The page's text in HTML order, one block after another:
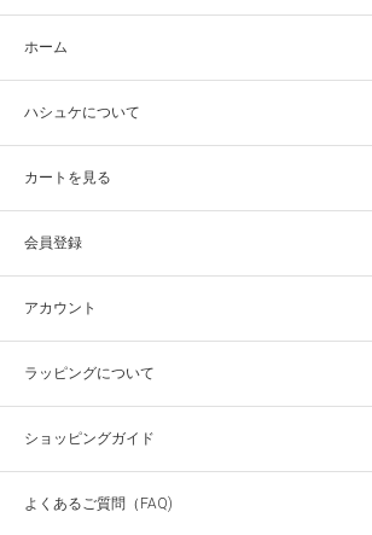
ホーム
ハシュケについて
カートを見る
会員登録
アカウント
ラッピングについて
ショッピングガイド
よくあるご質問（FAQ)